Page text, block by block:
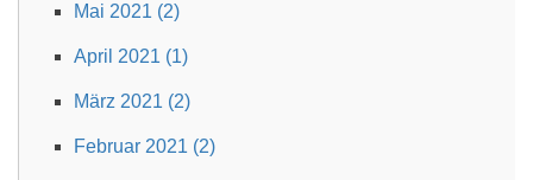
Mai 2021 (2)
April 2021 (1)
März 2021 (2)
Februar 2021 (2)